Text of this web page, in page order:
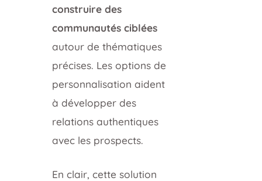
construire des
communautés ciblées
autour de thématiques
précises. Les options de
personnalisation aident
à développer des
relations authentiques
avec les prospects.
En clair, cette solution